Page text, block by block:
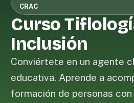
CRAC
Curso
Inclusión
Conviértete en un agente
educativa. Aprende a
formación de personas